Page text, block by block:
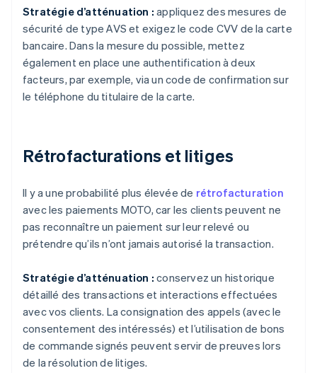
Stratégie d’atténuation : appliquez des mesures de
sécurité de type AVS et exigez le code CVV de la carte
bancaire. Dans la mesure du possible, mettez
également en place une authentification à deux
facteurs, par exemple, via un code de confirmation sur
le téléphone du titulaire de la carte.
Rétrofacturations et litiges
Il y a une probabilité plus élevée de rétrofacturation
avec les paiements MOTO, car les clients peuvent ne
pas reconnaître un paiement sur leur relevé ou
prétendre qu’ils n’ont jamais autorisé la transaction.
Stratégie d’atténuation : conservez un historique
détaillé des transactions et interactions effectuées
avec vos clients. La consignation des appels (avec le
consentement des intéressés) et l’utilisation de bons
de commande signés peuvent servir de preuves lors
de la résolution de litiges.